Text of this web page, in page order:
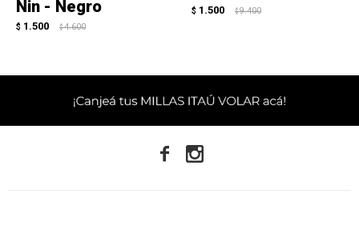
Nin - Negro
$ 1.500 $ 4.600
$ 1.500 $ 9.400
 